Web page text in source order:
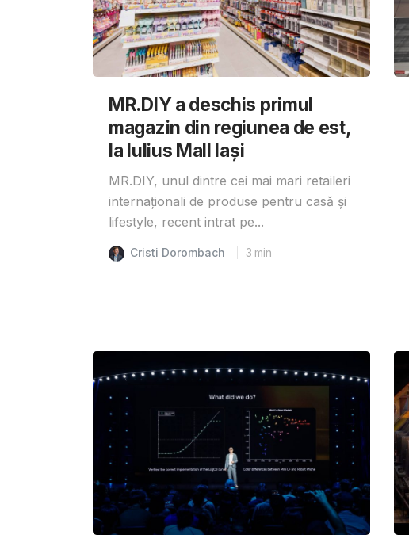
MR.DIY a deschis primul
magazin din regiunea de est,
la Iulius Mall Iași
MR.DIY, unul dintre cei mai mari retaileri
internaționali de produse pentru casă și
lifestyle, recent intrat pe...
Cristi Dorombach 3 min